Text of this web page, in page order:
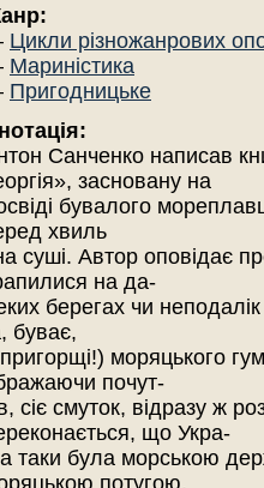
Цикли різножанрових
Мариністика
Пригодницьке
Санченко написав
засновану на
бувалого
хвиль
суші. Автор оповідає
на да-
берегах чи
буває,
моряцького
почут-
сіє смуток, відразу ж
що Укра-
таки була морською
потугою,